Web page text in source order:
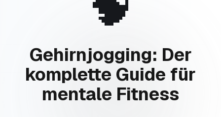
Gehirnjogging: Der
komplette Guide für
mentale Fitness